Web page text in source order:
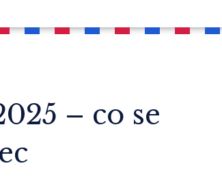
– co se